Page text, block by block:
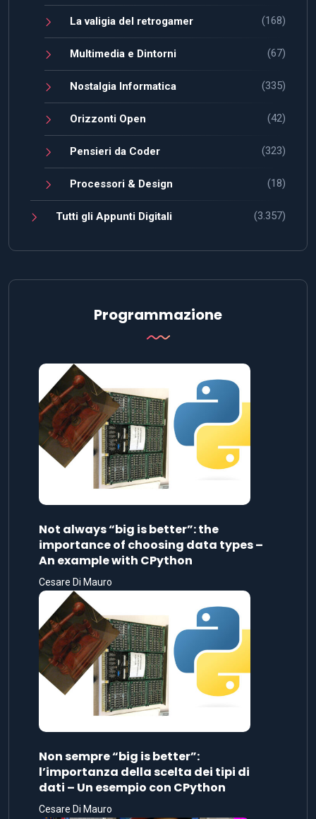
La valigia del retrogamer (168)
Multimedia e Dintorni (67)
Nostalgia Informatica (335)
Orizzonti Open (42)
Pensieri da Coder (323)
Processori & Design (18)
Tutti gli Appunti Digitali (3.357)
Programmazione
Not always “big is better”: the
importance of choosing data types –
An example with CPython
Cesare Di Mauro
Non sempre “big is better”:
l’importanza della scelta dei tipi di
dati – Un esempio con CPython
Cesare Di Mauro